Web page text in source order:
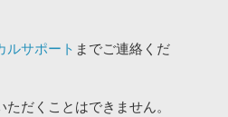
ルサポート までご連絡くだ
だくことはできません。